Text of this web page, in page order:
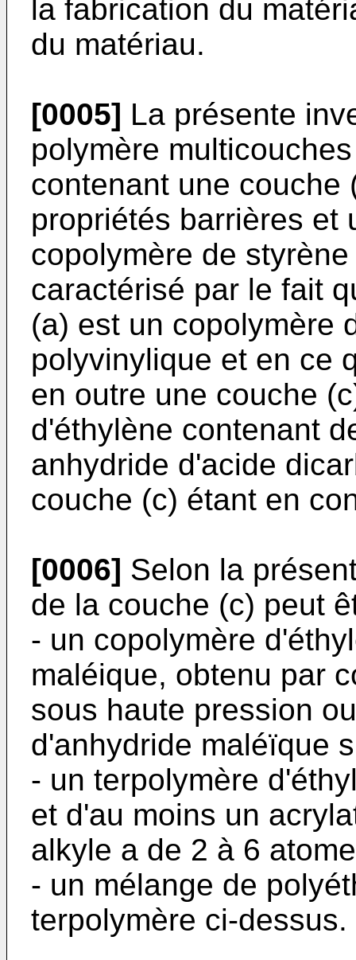
la fabrication du
du matériau.
[0005] La présente
polymère
contenant une couche
propriétés bar­rières et
copolymère de
caractérisé par le fait
(a) est un copolymère
polyvinylique et en ce
en outre une couche
d'éthylène contenant
anhydride d'acide
couche (c) étant en
[0006] Selon la
de la couche (c) peut
- un copolymère
maléique, obtenu par
sous haute pression
d'anhydride maléïque
- un terpolymère
et d'au moins un
alkyle a de 2 à 6
- un mélange de
terpolymère ci-dessus.